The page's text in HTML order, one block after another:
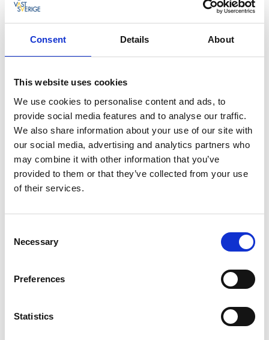
Consent Details About
This website uses cookies
We use cookies to personalise content and ads, to
provide social media features and to analyse our traffic.
We also share information about your use of our site with
our social media, advertising and analytics partners who
may combine it with other information that you’ve
provided to them or that they’ve collected from your use
of their services.
Selection
Necessary
Preferences
Statistics
mat och val av plats, utan också kring hur du arbetar
med exempelvis giveaways och presenter. Kanske har
du talare på plats vars insats du vill premiera?
Eller vill du kanske att alla konferensdeltagare ska få
verksamhet? Tänk igen i så fall! Det är mycket bättre
att ge något som signalerar att du tänker hållbart -
varför inte en donation till en
välgörenhetsorganisation eller liknande?
5. Minimera tryckt material
stora buntar med papper med all information som
konferensdeltagarna behöver. Har du bara ett bra wifi
som folk kan koppla upp sin telefon eller padda på är
mycket vunnet.